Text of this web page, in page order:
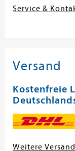
Service &
Versand
Kostenfreie
Weitere